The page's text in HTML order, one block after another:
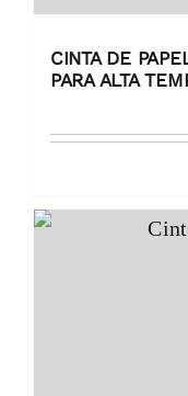
CINTA DE
PARA ALTA